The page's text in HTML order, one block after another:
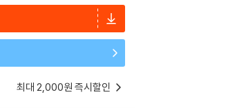
최대 2,000원 즉시할인